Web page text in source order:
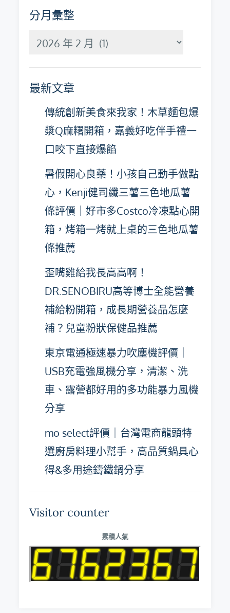
分月彙整
分
整
最新文章
傳統創新美食來我家！木草麵包爆
漿Q麻糬開箱，嘉義好吃伴手禮一
口咬下直接爆餡
暑假開心良藥！小孩自己動手做點
心，Kenji健司纖三薯三色地瓜薯
條評價｜好市多Costco冷凍點心開
箱，烤箱一烤就上桌的三色地瓜薯
條推薦
歪嘴雞給我長高高啊！
DR.SENOBIRU高等博士全能營養
補給粉開箱，成長期營養品怎麼
補？兒童粉狀保健品推薦
東京電通極速暴力吹塵機評價｜
USB充電強風機分享，清潔、洗
車、露營都好用的多功能暴力風機
分享
mo select評價｜台灣電商龍頭特
選廚房料理小幫手，高品質鍋具心
得&多用途鑄鐵鍋分享
Visitor counter
累積人氣